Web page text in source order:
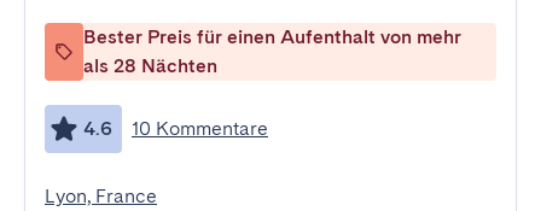
Bester Preis für einen Aufenthalt von mehr
als 28 Nächten
4.6 10 Kommentare
Lyon, France